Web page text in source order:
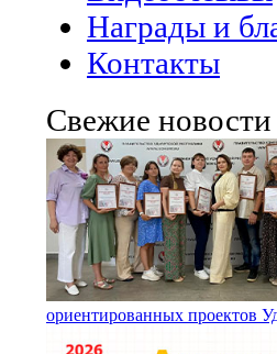
Награды и
Контакты
Свежие
ориентированных проектов